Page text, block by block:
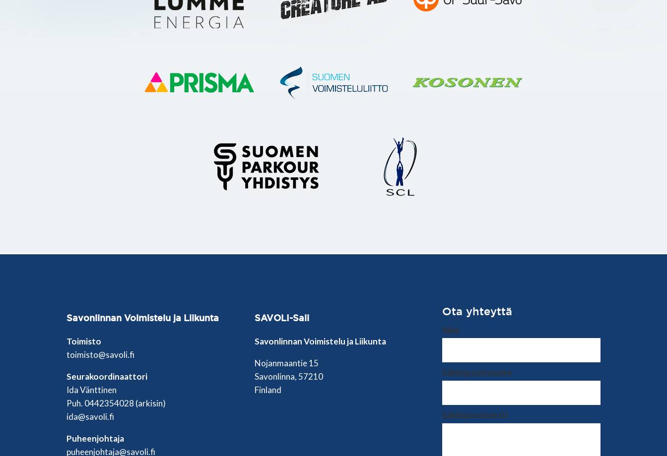
Savonlinnan Voimistelu ja Liikunta
Toimisto
toimisto@savoli.fi
Seurakoordinaattori
Ida Vänttinen
Puh. 0442354028 (arkisin)
ida@savoli.fi
Puheenjohtaja
puheenjohtaja@savoli.fi
SAVOLI-Sali
Savonlinnan Voimistelu ja Liikunta
Nojanmaantie 15
Savonlinna, 57210
Finland
Ota yhteyttä
Nimi
Sähköpostiosoite
Sähköpostiviesti